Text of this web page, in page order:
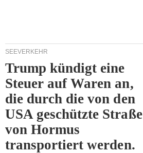
SEEVERKEHR
Trump kündigt eine
Steuer auf Waren an,
die durch die von den
USA geschützte Straße
von Hormus
transportiert werden.